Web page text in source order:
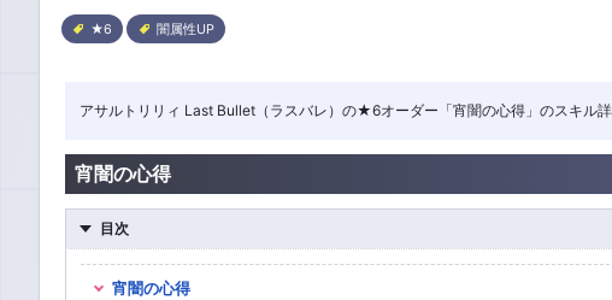
★6 闇属性UP
アサルトリリィ Last Bullet（ラスバレ）の★6オーダー「宵闇の心得」のスキル
宵闇の心得
目次
宵闇の心得